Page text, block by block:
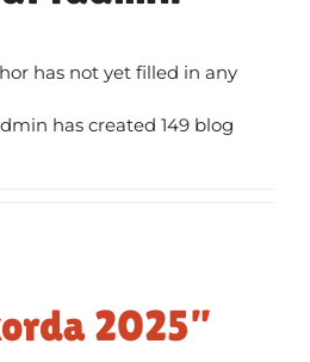
has not yet filled in any
has created 149 blog
2025”